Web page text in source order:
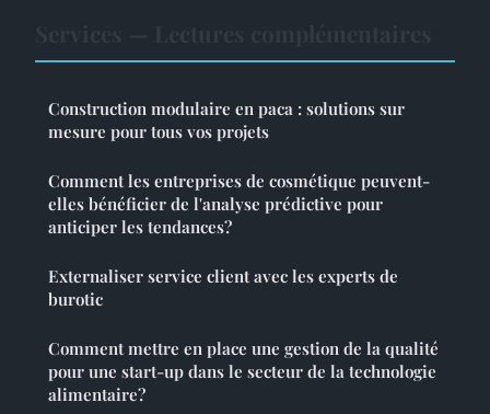
Construction modulaire en paca : solutions sur
mesure pour tous vos projets
Comment les entreprises de cosmétique peuvent-
elles bénéficier de l'analyse prédictive pour
anticiper les tendances?
Externaliser service client avec les experts de
burotic
Comment mettre en place une gestion de la qualité
pour une start-up dans le secteur de la technologie
alimentaire?